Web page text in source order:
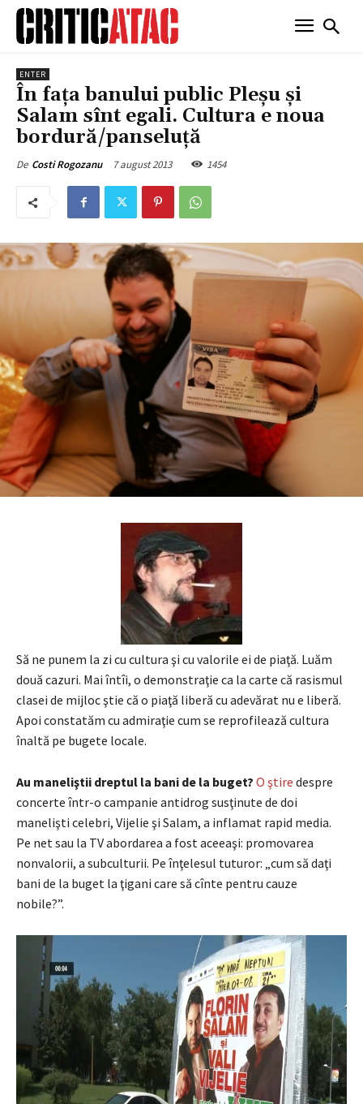
ENTER
În faţa banului public Pleşu şi
Salam sînt egali. Cultura e noua
bordură/panseluţă
De Costi Rogozanu 7 august 2013 1454
Să ne punem la zi cu cultura şi cu valorile ei de piaţă. Luăm
două cazuri. Mai întîi, o demonstraţie ca la carte că rasismul
clasei de mijloc ştie că o piaţă liberă cu adevărat nu e liberă.
Apoi constatăm cu admiraţie cum se reprofilează cultura
înaltă pe bugete locale.
Au maneliştii dreptul la bani de la buget? O ştire despre
concerte într-o campanie antidrog susţinute de doi
manelişti celebri, Vijelie şi Salam, a inflamat rapid media.
Pe net sau la TV abordarea a fost aceeaşi: promovarea
nonvalorii, a subculturii. Pe înţelesul tuturor: „cum să daţi
bani de la buget la ţigani care să cînte pentru cauze
nobile?”.